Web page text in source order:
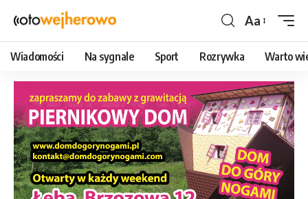
Czcionka
Aa
Wiadomości Na sygnale Sport Rozrywka Warto